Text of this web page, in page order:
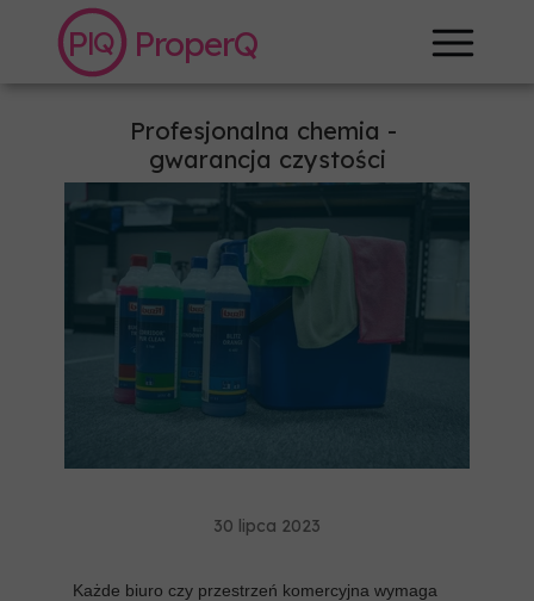
|Q ProperQ
P +48 887 799 264
30 lipca 2023
Profesjonalna chemia -
gwarancja czystości
Każde biuro czy przestrzeń komercyjna wymaga